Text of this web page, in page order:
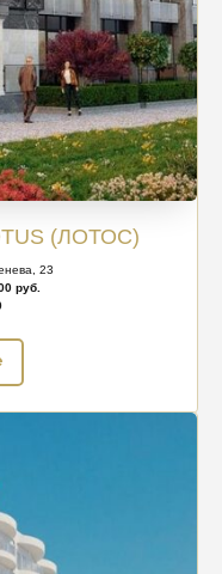
(ЛОТОС)
23
руб.